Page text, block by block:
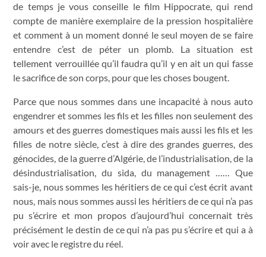
de temps je vous conseille le film Hippocrate, qui rend
compte de manière exemplaire de la pression hospitalière
et comment à un moment donné le seul moyen de se faire
entendre c’est de péter un plomb. La situation est
tellement verrouillée qu’il faudra qu’il y en ait un qui fasse
le sacrifice de son corps, pour que les choses bougent.
Parce que nous sommes dans une incapacité à nous auto
engendrer et sommes les fils et les filles non seulement des
amours et des guerres domestiques mais aussi les fils et les
filles de notre siècle, c’est à dire des grandes guerres, des
génocides, de la guerre d’Algérie, de l’industrialisation, de la
désindustrialisation, du sida, du management …… Que
sais-je, nous sommes les héritiers de ce qui c’est écrit avant
nous, mais nous sommes aussi les héritiers de ce qui n’a pas
pu s’écrire et mon propos d’aujourd’hui concernait très
précisément le destin de ce qui n’a pas pu s’écrire et qui a à
voir avec le registre du réel.